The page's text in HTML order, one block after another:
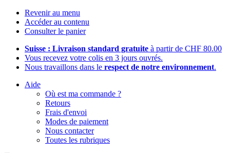
Revenir au menu
Accéder au contenu
Consulter le panier
Suisse : Livraison standard gratuite à partir de CHF 80.00
Vous recevez votre colis en 3 jours ouvrés.
Nous travaillons dans le respect de notre environnement.
Aide
Où est ma commande ?
Retours
Frais d'envoi
Modes de paiement
Nous contacter
Toutes les rubriques